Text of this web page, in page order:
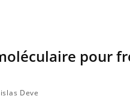
pour
Deve